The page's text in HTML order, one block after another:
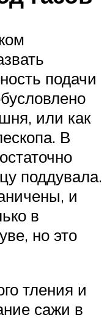
подачи
или как
В
поддувала.
и
в
но это
тления и
сажи в